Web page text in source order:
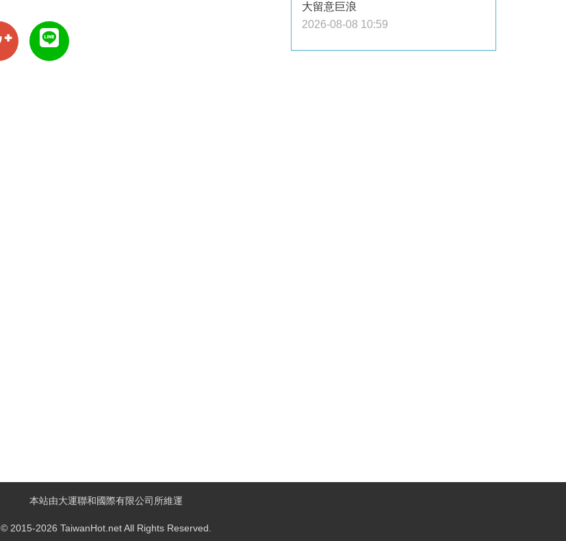
大留意巨浪
2026-08-08 10:59
本站由大運聯和國際有限公司所維運
© 2015-2026 TaiwanHot.net All Rights Reserved.